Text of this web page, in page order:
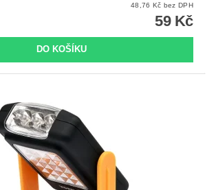
48,76 Kč bez DPH
59 Kč